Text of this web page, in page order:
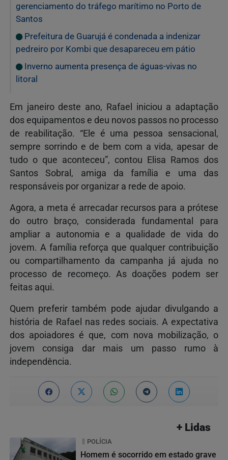
gerenciamento do tráfego marítimo no Porto de
Santos
Prefeitura de Guarujá é condenada a indenizar
pedreiro por Kombi que desapareceu em pátio
Inverno aumenta presença de águas-vivas no
litoral
Em janeiro deste ano, Rafael iniciou a adaptação
dos equipamentos e deu novos passos no processo
de reabilitação. “Ele é uma pessoa sensacional,
sempre sorrindo e de bem com a vida, apesar de
tudo o que aconteceu”, contou Elisa Ramos dos
Santos Sobral, amiga da família e uma das
responsáveis por organizar a rede de apoio.
Agora, a meta é arrecadar recursos para a prótese
do outro braço, considerada fundamental para
ampliar a autonomia e a qualidade de vida do
jovem. A família reforça que qualquer contribuição
ou compartilhamento da campanha já ajuda no
processo de recomeço. As doações podem ser
feitas aqui.
Quem preferir também pode ajudar divulgando a
história de Rafael nas redes sociais. A expectativa
dos apoiadores é que, com nova mobilização, o
jovem consiga dar mais um passo rumo à
independência.
+ Lidas
POLÍCIA
Homem é socorrido em estado grave